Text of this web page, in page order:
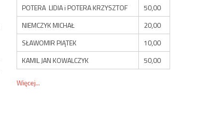
POTERA LIDIA i POTERA KRZYSZTOF
50,00
NIEMCZYK MICHAŁ
20,00
SŁAWOMIR PIĄTEK
10,00
KAMIL JAN KOWALCZYK
50,00
Więcej...